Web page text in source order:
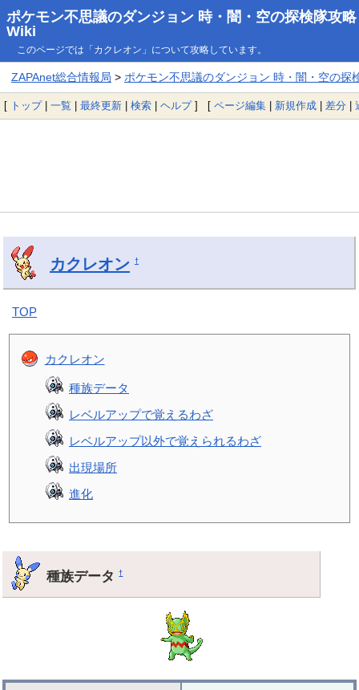
ポケモン不思議のダンジョン 時・闇・空の探検隊攻略
Wiki
このページでは「カクレオン」について攻略しています。
ZAPAnet総合情報局 > ポケモン不思議のダンジョン 時・闇・空の探
[ トップ| 一覧 | 最終更新 | 検索 | ヘルプ] [ ページ編集 | 新規作成 | 差分 |
カクレオン †
TOP
カクレオン
種族データ
レベルアップで覚えるわざ
レベルアップ以外で覚えられるわざ
出現場所
進化
種族データ†